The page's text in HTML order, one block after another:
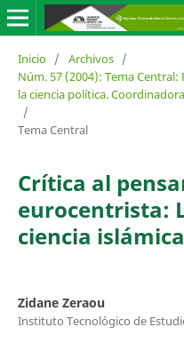
Inicio / Archivos /
Núm. 57 (2004): Tema
la ciencia política.
/
Tema Central
Crítica al
eurocentrista:
ciencia islámica
Zidane Zeraou
Instituto Tecnológico de